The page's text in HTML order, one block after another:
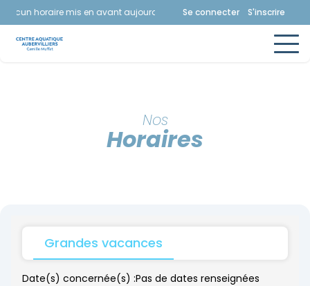
Aucun horaire mis en avant aujourd'hui. Consultez la page horaires.
Se connecter S'inscrire
Nos
Horaires
Grandes vacances
Date(s) concernée(s) :Pas de dates renseignées